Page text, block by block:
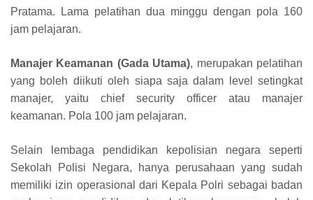
Pratama. Lama pelatihan dua minggu dengan pola 160
jam pelajaran.
Manajer Keamanan (Gada Utama), merupakan pelatihan
yang boleh diikuti oleh siapa saja dalam level setingkat
manajer, yaitu chief security officer atau manajer
keamanan. Pola 100 jam pelajaran.
Selain lembaga pendidikan kepolisian negara seperti
Sekolah Polisi Negara, hanya perusahaan yang sudah
memiliki izin operasional dari Kepala Polri sebagai badan